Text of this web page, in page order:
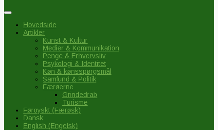
Hovedside
Artikler
Kunst & Kultur
Medier & Kommunikation
Penge & Erhvervsliv
Psykologi & Identitet
Køn & kønsspørgsmål
Samfund & Politik
Færøerne
Grindedrab
Turisme
Føroyskt (Færøsk)
Dansk
English (Engelsk)